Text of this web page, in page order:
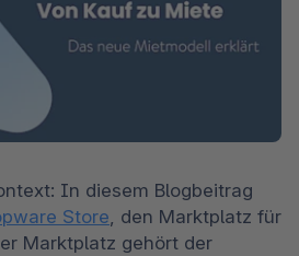
In diesem Blogbeitrag
Store , den Marktplatz für
Marktplatz gehört der